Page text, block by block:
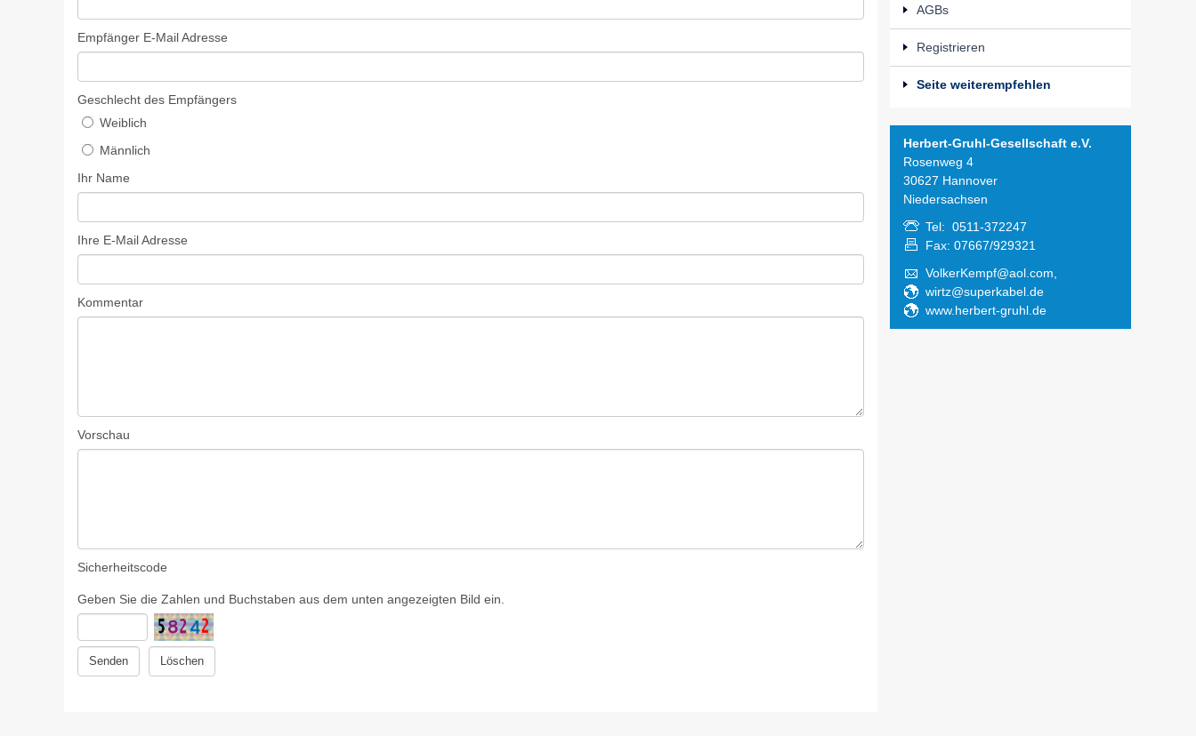
Empfänger E-Mail Adresse
Geschlecht des Empfängers
Weiblich
Männlich
Ihr Name
Ihre E-Mail Adresse
Kommentar
Vorschau
Sicherheitscode
Geben Sie die Zahlen und Buchstaben aus dem unten angezeigten Bild ein.
AGBs
Registrieren
Seite weiterempfehlen
Herbert-Gruhl-Gesellschaft e.V.
Rosenweg 4
30627 Hannover
Niedersachsen
Tel: 0511-372247
Fax: 07667/929321
VolkerKempf@aol.com,
wirtz@superkabel.de
www.herbert-gruhl.de